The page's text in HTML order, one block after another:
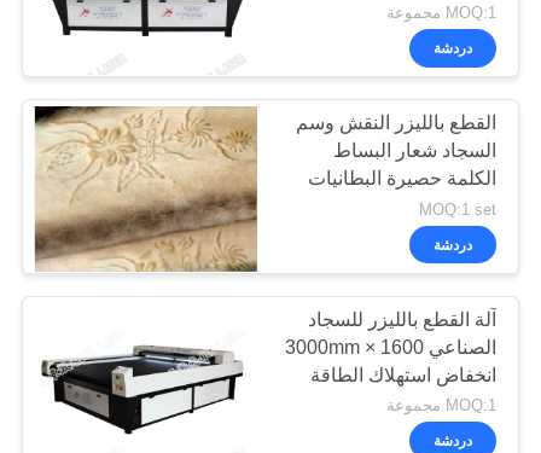
ضبط
الجودة
اتصل
أخبار
نتحدث
الآن
آلة ليزر الألياف
21
38
MOQ:1 مجموعة
دردشة
القطع بالليزر النقش وسم
السجاد شعار البساط
الكلمة حصيرة البطانيات
السجاد سيارة
MOQ:1 set
دردشة
آلة القطع بالليزر للسجاد
الصناعي 1600 × 3000mm
انخفاض استهلاك الطاقة
MOQ:1 مجموعة
دردشة